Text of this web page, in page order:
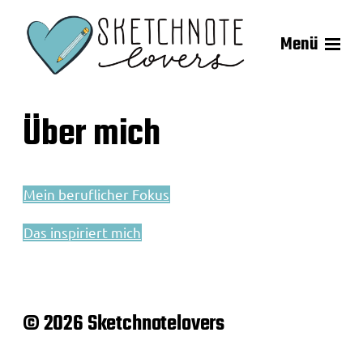
Menü
Über mich
Mein beruflicher Fokus
Das inspiriert mich
© 2026 Sketchnotelovers